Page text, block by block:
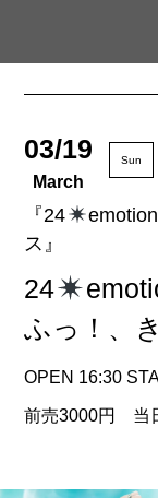
03/19
March
Sun
『24
ス』
24
ふっ！、
OPEN 16:30
前売3000円 当